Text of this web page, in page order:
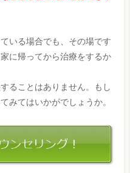
いる場合でも、その場です
に帰ってから治療をするか
ることはありません。もし
みてはいかがでしょうか。